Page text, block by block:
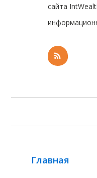
сайта
Главная